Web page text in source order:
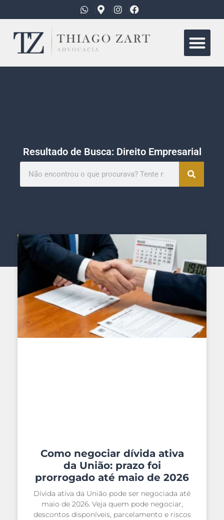
Resultado de Busca: Direito Empresarial
Como negociar dívida ativa
da União: prazo foi
prorrogado até maio de 2026
Dívida ativa da União pode ser negociada até
maio de 2026. Veja quem pode negociar,
descontos disponíveis, parcelamento e riscos